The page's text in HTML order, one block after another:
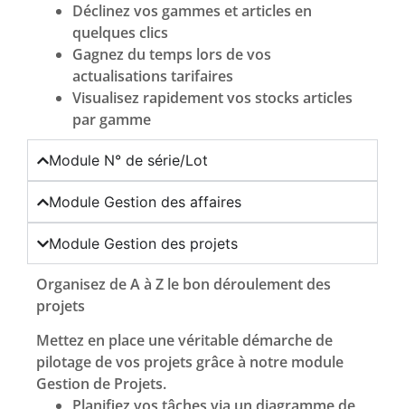
Déclinez vos gammes et articles en
quelques clics
Gagnez du temps lors de vos
actualisations tarifaires
Visualisez rapidement vos stocks articles
par gamme
Module N° de série/Lot
Module Gestion des affaires
Module Gestion des projets
Organisez de A à Z le bon déroulement des
projets
Mettez en place une véritable démarche de
pilotage de vos projets grâce à notre module
Gestion de Projets.